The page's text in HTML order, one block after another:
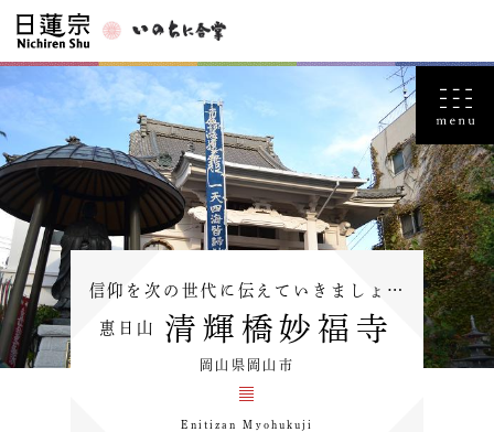
信仰を次の世代に伝えていきましょ…
惠日山 清輝橋妙福寺
岡山県岡山市
Enitizan Myohukuji